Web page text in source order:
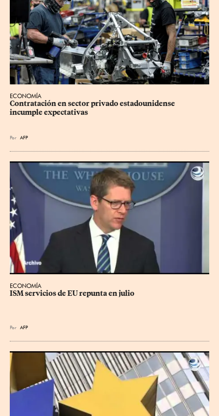
ECONOMÍA
Contratación en sector privado estadounidense
incumple expectativas
Por AFP
ECONOMÍA
ISM servicios de EU repunta en julio
Por AFP